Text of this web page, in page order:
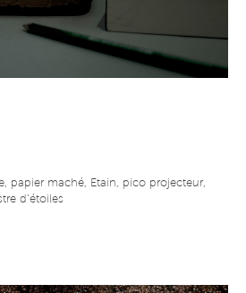
papier maché, Etain, pico projecteur,
d’étoiles